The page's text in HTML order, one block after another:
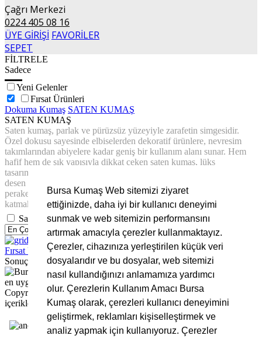
Bursa Kumaş Web sitemizi ziyaret
ettiğinizde, daha iyi bir kullanıcı deneyimi
sunmak ve web sitemizin performansını
artırmak amacıyla çerezler kullanmaktayız.
Çerezler, cihazınıza yerleştirilen küçük veri
dosyalarıdır ve bu dosyalar, web sitemizi
nasıl kullandığınızı anlamamıza yardımcı
olur. Çerezlerin Kullanım Amacı Bursa
Kumaş olarak, çerezleri kullanıcı deneyimini
geliştirmek, reklamları kişiselleştirmek ve
analiz yapmak için kullanıyoruz. Çerezler
Çağrı Merkezi
0224 405 08 16
ÜYE GİRİŞİ FAVORİLER
SEPET
FİLTRELE
Sadece
Yeni Gelenler
Fırsat Ürünleri
Dokuma Kumaş SATEN KUMAŞ
SATEN KUMAŞ
Saten kumaş, parlak ve pürüzsüz yüzeyiyle zarafetin simgesidir.
Özel dokusu sayesinde elbiselerden dekoratif ürünlere, nevresim
takımlarından abiyelere kadar geniş bir kullanım alanı sunar. Hem
hafif hem de şık yapısıyla dikkat çeken saten kumaş, lüks
tasarımlarınız için mükemmel bir tercihtir. Sitemizde, farklı renk ve
desen seçenekleriyle yüksek kaliteli saten kumaşları toptan ve
perakende olarak bulabilirsiniz. Projelerinize sofistike bir dokunuş
katmak için hemen sipariş verin ve farkı hissedin!
Sadece Stoktaki Ürünleri Göster
Fırsat ÜrünleriFİLTRELERİ KALDIR
Sonuç Bulunamadı
Copyright © 2025 Bursa Kumaş, Tüm Hakları Saklıdır. Site
içerikleri ve görsellerin izinsiz kullanımı yasaktır.